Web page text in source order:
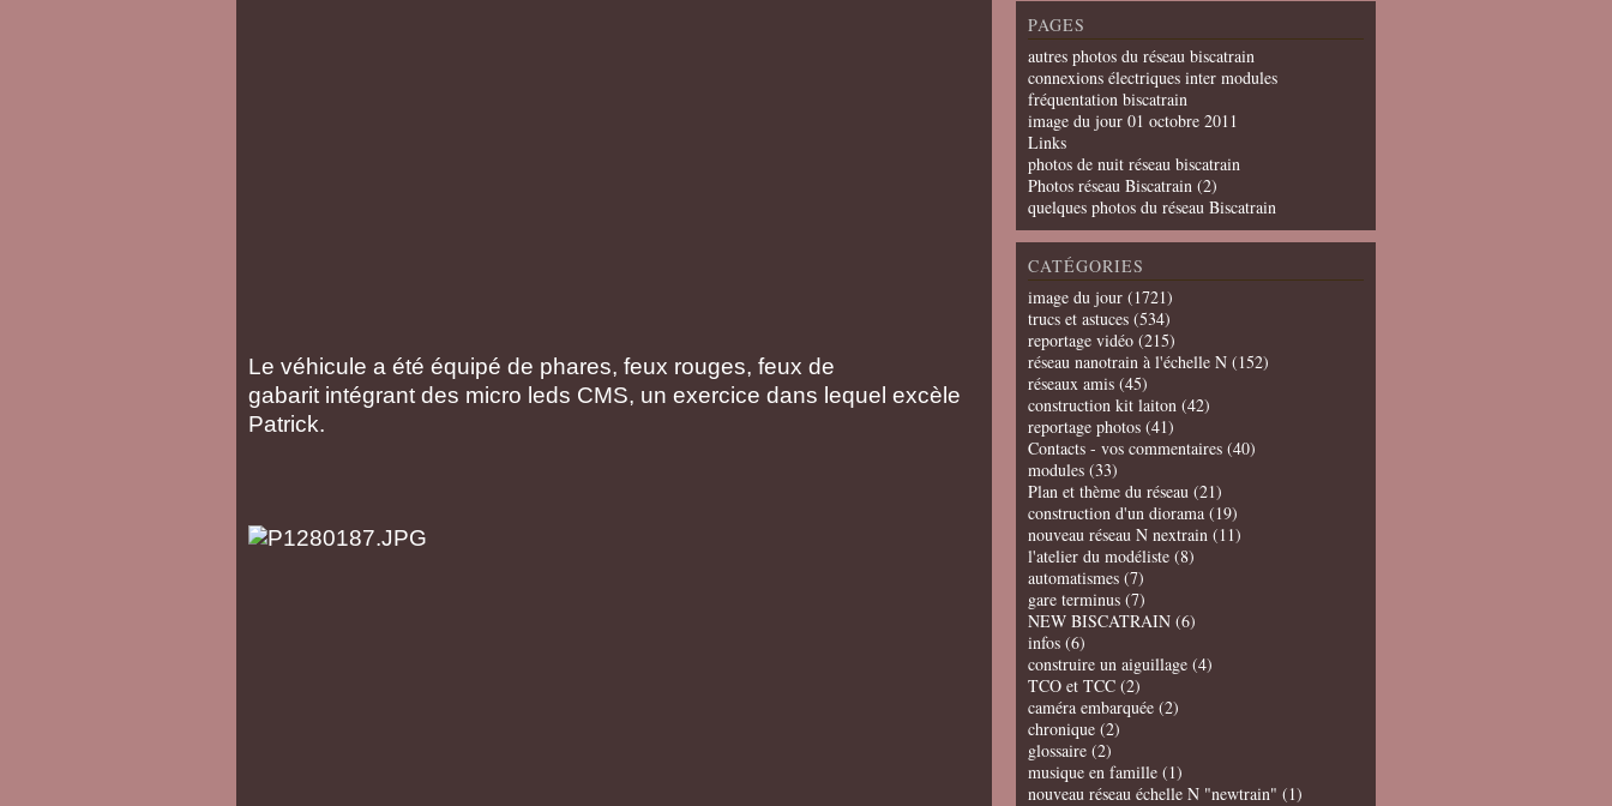
Le véhicule a été équipé de phares, feux rouges, feux de
gabarit intégrant des micro leds CMS, un exercice dans lequel excèle
Patrick.
PAGES
autres photos du réseau biscatrain
connexions électriques inter modules
fréquentation biscatrain
image du jour 01 octobre 2011
Links
photos de nuit réseau biscatrain
Photos réseau Biscatrain (2)
quelques photos du réseau Biscatrain
CATÉGORIES
image du jour (1721)
trucs et astuces (534)
reportage vidéo (215)
réseau nanotrain à l'échelle N (152)
réseaux amis (45)
construction kit laiton (42)
reportage photos (41)
Contacts - vos commentaires (40)
modules (33)
Plan et thème du réseau (21)
construction d'un diorama (19)
nouveau réseau N nextrain (11)
l'atelier du modéliste (8)
automatismes (7)
gare terminus (7)
NEW BISCATRAIN (6)
infos (6)
construire un aiguillage (4)
TCO et TCC (2)
caméra embarquée (2)
chronique (2)
glossaire (2)
musique en famille (1)
nouveau réseau échelle N "newtrain" (1)